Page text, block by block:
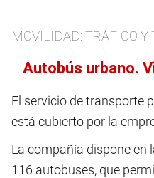
MOVILIDAD: TRÁFICO Y
Autobús urbano.
El servicio de transporte
está cubierto por la
La compañía dispone en
116 autobuses, que